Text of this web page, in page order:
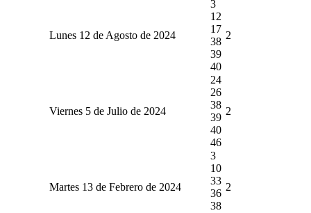
Lunes 12 de Agosto de 2024
3
12
17
38
39
40
2
Viernes 5 de Julio de 2024
24
26
38
39
40
46
2
Martes 13 de Febrero de 2024
3
10
33
36
38
2